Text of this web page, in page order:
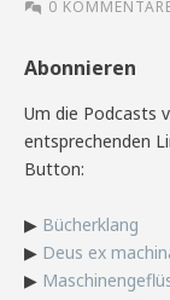
0
Abonnieren
Um die Podcasts
entsprechenden
Button:
▶ Bücherklang
▶ Deus ex
▶